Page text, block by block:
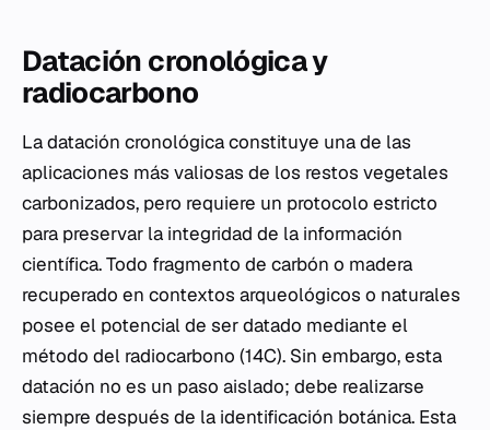
Datación cronológica y
radiocarbono
La datación cronológica constituye una de las
aplicaciones más valiosas de los restos vegetales
carbonizados, pero requiere un protocolo estricto
para preservar la integridad de la información
científica. Todo fragmento de carbón o madera
recuperado en contextos arqueológicos o naturales
posee el potencial de ser datado mediante el
método del radiocarbono (14C). Sin embargo, esta
datación no es un paso aislado; debe realizarse
siempre después de la identificación botánica. Esta